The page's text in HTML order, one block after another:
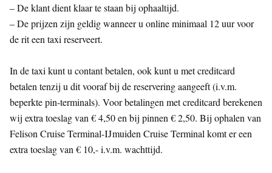
– De klant dient klaar te staan bij ophaaltijd.
– De prijzen zijn geldig wanneer u online minimaal 12 uur voor
de rit een taxi reserveert.
In de taxi kunt u contant betalen, ook kunt u met creditcard
betalen tenzij u dit vooraf bij de reservering aangeeft (i.v.m.
beperkte pin-terminals). Voor betalingen met creditcard berekenen
wij extra toeslag van € 4,50 en bij pinnen € 2,50. Bij ophalen van
Felison Cruise Terminal-IJmuiden Cruise Terminal komt er een
extra toeslag van € 10,- i.v.m. wachttijd.